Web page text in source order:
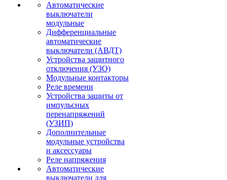
Автоматические
выключатели
модульные
Дифференциальные
автоматические
выключатели (АВДТ)
Устройства защитного
отключения (УЗО)
Модульные контакторы
Реле времени
Устройства защиты от
импульсных
перенапряжений
(УЗИП)
Дополнительные
модульные устройства
и аксессуары
Реле напряжения
Автоматические
выключатели для